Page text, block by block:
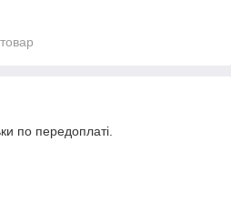
по передоплаті.